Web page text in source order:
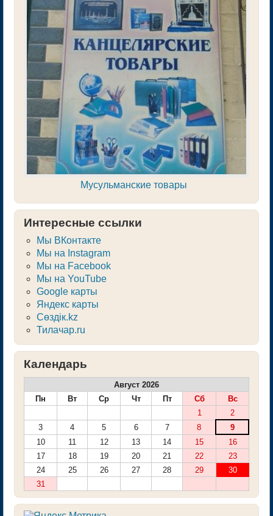
Мусульманские товары
Интересные ссылки
Мы ВКонтакте
Мы на Instagram
Мы на Facebook
Мы на YouTube
Google карты
Яндекс карты
Сөздік.kz
Тилачар.ru
Календарь
Август 2026
Пн
Вт Ср Чт Пт Сб
Вс
1
2
3
4 5 6 7 8
9
10
11 12 13 14 15
16
17
18 19 20 21 22
23
24
25 26 27 28 29
30
31